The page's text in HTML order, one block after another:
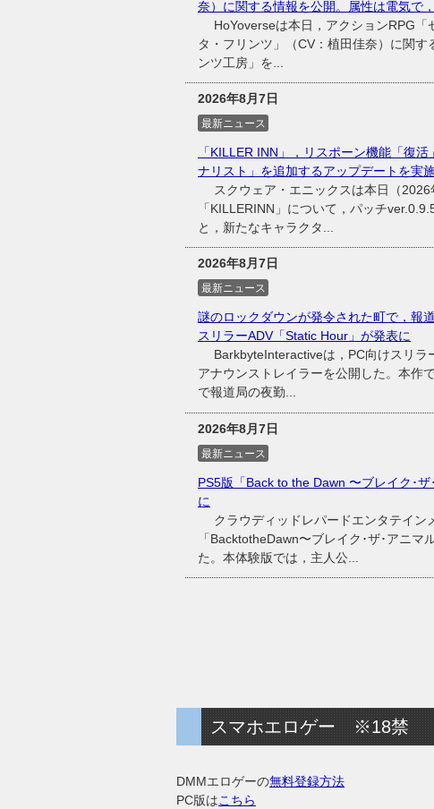
奈）に関する情報を公開。属性は電気で
HoYoverseは本日，アクションRPG「
タ・フリンツ」（CV：植田佳奈）に関
ンツ工房」を...
2026年8月7日
最新ニュース
「KILLER INN」，リスポーン機能「復
ナリスト」を追加するアップデートを実
スクウェア・エニックスは本日（2026
「KILLERINN」について，パッチ
と，新たなキャラクタ...
2026年8月7日
最新ニュース
謎のロックダウンが発令された町で，報
スリラーADV「Static Hour」が発表に
BarkbyteInteractiveは，PC向けスリラ
アナウンストレイラーを公開した。本作
で報道局の夜勤...
2026年8月7日
最新ニュース
PS5版「Back to the Dawn 〜ブレイク･
に
クラウディッドレパードエンタテイン
「BacktotheDawn〜ブレイク･ザ･アニ
た。本体験版では，主人公...
スマホエロゲー ※18禁
DMMエロゲーの無料登録方法
PC版はこちら